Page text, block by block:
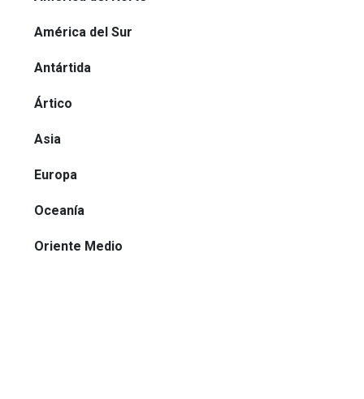
América del Sur
Antártida
Ártico
Asia
Europa
Oceanía
Oriente Medio